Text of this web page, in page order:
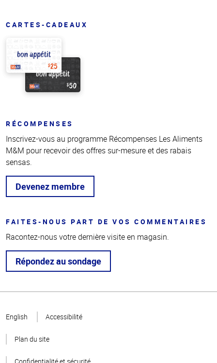
CARTES-CADEAUX
RÉCOMPENSES
Inscrivez-vous au programme Récompenses Les Aliments
M&M pour recevoir des offres sur-mesure et des rabais
sensas.
Devenez membre
FAITES-NOUS PART DE VOS COMMENTAIRES
Racontez-nous votre dernière visite en magasin.
Répondez au sondage
page
English Accessibilité
Plan du site